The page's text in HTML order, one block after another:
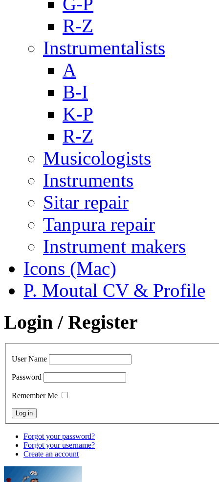
R-Z
Instrumentalists
A
B-I
K-P
R-Z
Musicologists
Instruments
Sitar repair
Tanpura repair
Instrument makers
Icons (Mac)
P. Moutal CV & Profile
Login / Register
User Name
Password
Remember Me
Forgot your password?
Forgot your username?
Create an account